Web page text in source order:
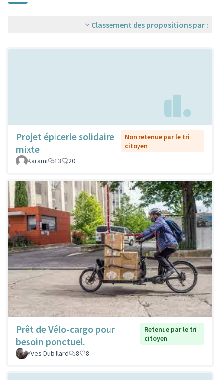
Classement des propositions par :
Projet épicerie solidaire
mixte
Non retenue par le tri
citoyen
Karami
13 20
Prêt de Vélo-cargo pour
besoin ponctuel.
Retenue par le tri
citoyen
Yves Dubillard
8 8